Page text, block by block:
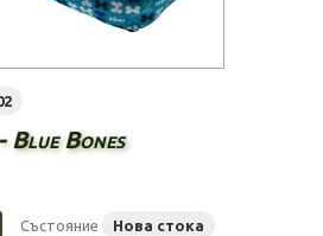
Blue Bones
Състояние Нова стока